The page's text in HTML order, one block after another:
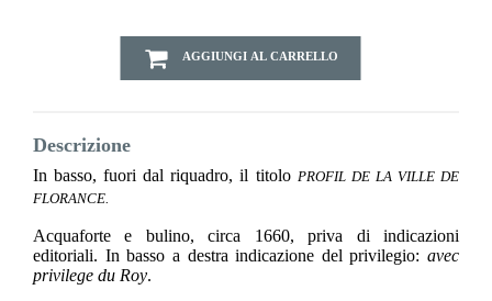
AGGIUNGI AL CARRELLO
Descrizione
In basso, fuori dal riquadro, il titolo PROFIL DE LA VILLE DE
FLORANCE.
Acquaforte e bulino, circa 1660, priva di indicazioni
editoriali. In basso a destra indicazione del privilegio: avec
privilege du Roy.